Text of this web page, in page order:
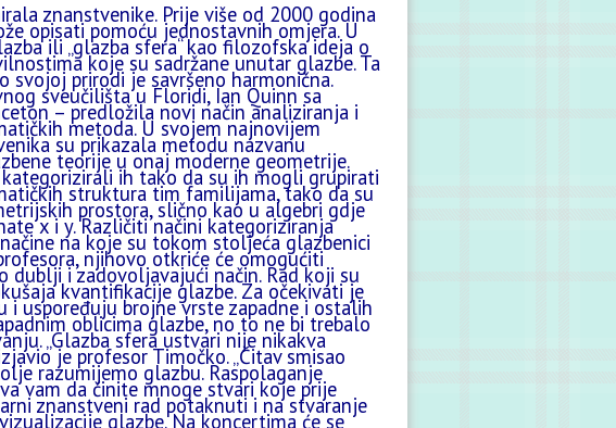
znanstvenike. Prije više od 2000 godina
opisati pomoću jednostavnih omjera. U
ili „glazba sfera“ kao filozofska ideja o
koje su sadržane unutar glazbe. Ta
svojoj prirodi je savršeno harmonična.
sveučilišta u Floridi, Ian Quinn sa
– predložila novi način analiziranja i
metoda. U svojem najnovijem
su prikazala metodu nazvanu
teorije u onaj moderne geometrije.
ih tako da su ih mogli grupirati
struktura tim familijama, tako da su
prostora, slično kao u algebri gdje
x i y. Različiti načini kategoriziranja
na koje su tokom stoljeća glazbenici
njihovo otkriće će omogućiti
dublji i zadovoljavajući način. Rad koji su
kvantifikacije glazbe. Za očekivati je
uspoređuju brojne vrste zapadne i ostalih
oblicima glazbe, no to ne bi trebalo
„Glazba sfera ustvari nije nikakva
je profesor Timočko. „Čitav smisao
razumijemo glazbu. Raspolaganje
vam da činite mnoge stvari koje prije
znanstveni rad potaknuti i na stvaranje
glazbe. Na koncertima će se